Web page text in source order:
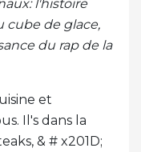
l'histoire
cube de glace,
du rap de la
et
Il's dans la
& # x201D;